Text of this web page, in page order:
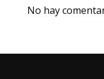
No hay